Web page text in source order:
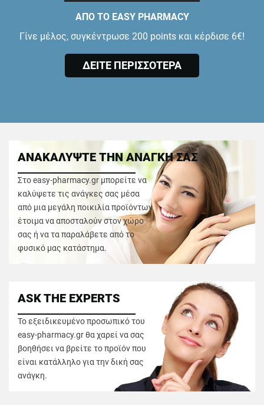
ΑΠΟ ΤΟ EASY PHARMACY
Γίνε μέλος, συγκέντρωσε 200 points και κέρδισε 6€!
ΔΕΙΤΕ ΠΕΡΙΣΣΟΤΕΡΑ
ΑΝΑΚΑΛΥΨΤΕ ΤΗΝ ΑΝΑΓΚΗ ΣΑΣ
Στο easy-pharmacy.gr μπορείτε να
καλύψετε τις ανάγκες σας μέσα
από μια μεγάλη ποικιλία προϊόντων
έτοιμα να αποσταλούν στον χώρο
σας ή να τα παραλάβετε από το
φυσικό μας κατάστημα.
ASK THE EXPERTS
Το εξειδικευμένο προσωπικό του
easy-pharmacy.gr θα χαρεί να σας
βοηθήσει να βρείτε το προϊόν που
είναι κατάλληλο για την δική σας
ανάγκη.